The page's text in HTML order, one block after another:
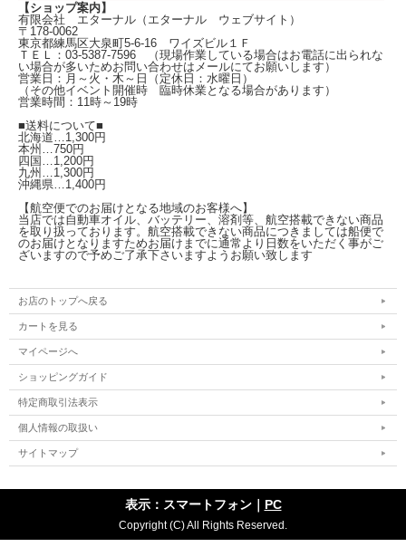
【ショップ案内】
有限会社 エターナル（エターナル ウェブサイト）
〒178-0062
東京都練馬区大泉町5-6-16 ワイズビル１Ｆ
ＴＥＬ：03-5387-7596 （現場作業している場合はお電話に出られな
い場合が多いためお問い合わせはメールにてお願いします）
営業日：月～火・木～日（定休日：水曜日）
（その他イベント開催時 臨時休業となる場合があります）
営業時間：11時～19時
■送料について■
北海道…1,300円
本州…750円
四国…1,200円
九州…1,300円
沖縄県…1,400円
【航空便でのお届けとなる地域のお客様へ】
当店では自動車オイル、バッテリー、溶剤等、航空搭載できない商品
を取り扱っております。航空搭載できない商品につきましては船便で
のお届けとなりますためお届けまでに通常より日数をいただく事がご
ざいますので予めご了承下さいますようお願い致します
お店のトップへ戻る
カートを見る
マイページへ
ショッピングガイド
特定商取引法表示
個人情報の取扱い
サイトマップ
表示：スマートフォン｜ PC
Copyright (C) All Rights Reserved.